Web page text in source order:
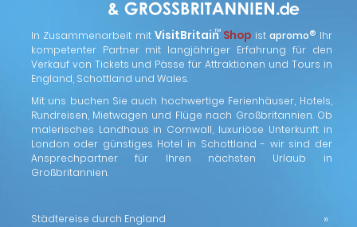
In Zusammenarbeit mitVisitBritain
™ Shop istapromo® Ihr
kompetenter Partner mit langjähriger Erfahrung für den
Verkauf von Tickets und Pässe für Attraktionen und Tours in
England, Schottland und Wales.
Mit uns buchen Sie auch hochwertige Ferienhäuser, Hotels,
Rundreisen, Mietwagen und Flüge nach Großbritannien. Ob
malerisches Landhaus in Cornwall, luxuriöse Unterkunft in
London oder günstiges Hotel in Schottland - wir sind der
Ansprechpartner für Ihren nächsten Urlaub in
Großbritannien.
Städtereise durch England